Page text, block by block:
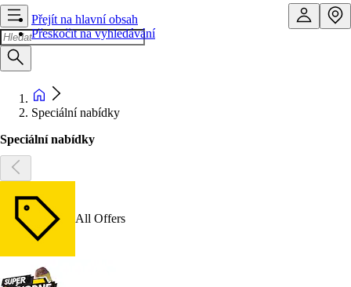
Přejít na hlavní obsah
Přeskočit na vyhledávání
Speciální nabídky
Speciální nabídky
All Offers